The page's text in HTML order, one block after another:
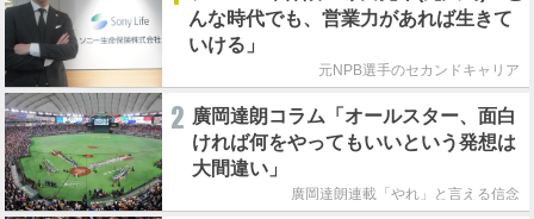
んな時代でも、営業力があれば生きて
いける」
元NPB選手のセカンドキャリア
2 廣岡達朗コラム「オールスター、面白
ければ何をやってもいいという発想は
大間違い」
廣岡達朗連載「やれ」と言える信念